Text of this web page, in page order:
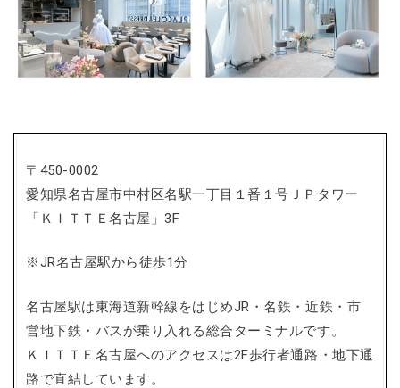
〒450-0002
愛知県名古屋市中村区名駅一丁目１番１号ＪＰタワー
「ＫＩＴＴＥ名古屋」3F
※JR名古屋駅から徒歩1分
名古屋駅は東海道新幹線をはじめJR・名鉄・近鉄・市
営地下鉄・バスが乗り入れる総合ターミナルです。
ＫＩＴＴＥ名古屋へのアクセスは2F歩行者通路・地下通
路で直結しています。